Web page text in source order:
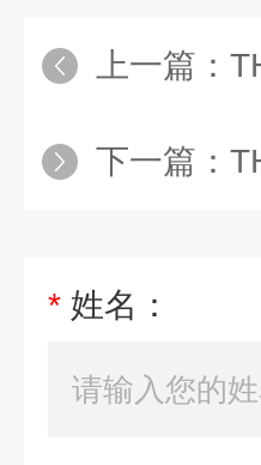
上一篇：
下一篇：
* 姓名：